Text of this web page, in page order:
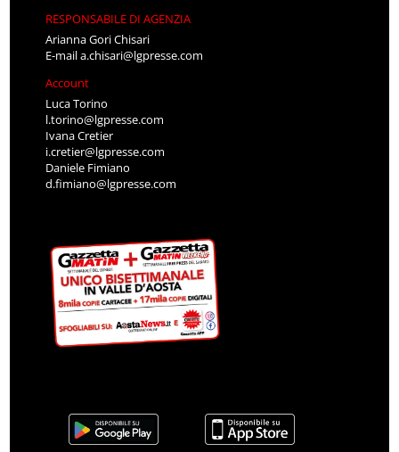
RESPONSABILE DI AGENZIA
Arianna Gori Chisari
E-maila.chisari@lgpresse.com
Account
Luca Torino
l.torino@lgpresse.com
Ivana Cretier
i.cretier@lgpresse.com
Daniele Fimiano
d.fimiano@lgpresse.com